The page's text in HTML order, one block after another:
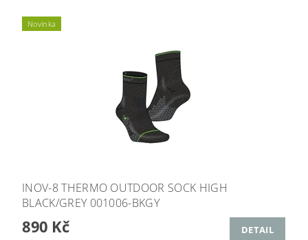
Novinka
INOV-8 THERMO OUTDOOR SOCK HIGH
BLACK/GREY 001006-BKGY
890 Kč DETAIL